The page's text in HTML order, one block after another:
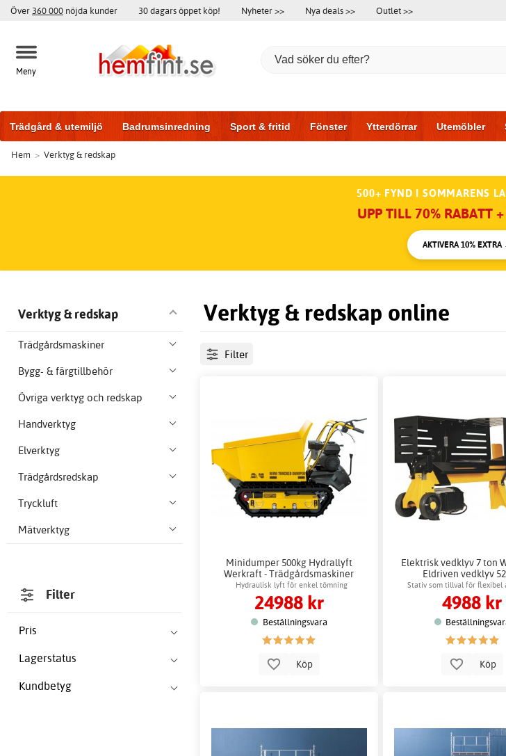
Över 360 000 nöjda kunder 30 dagars öppet köp! Nyheter >> Nya deals >> Outlet >>
Meny
Trädgård & utemiljö Badrumsinredning Sport & fritid Fönster Ytterdörrar Utemöbler
Badrumsmöbler Träningsutrustning
Hem > Verktyg & redskap
500+ FYND I SOMMARENS
UPP TILL 70% RABATT
AKTIVERA 10%
Verktyg & redskap online
Verktyg & redskap
Trädgårdsmaskiner
Bygg- & färgtillbehör
Övriga verktyg och redskap
Handverktyg
Elverktyg
Trädgårdsredskap
Tryckluft
Mätverktyg
Filter
Pris
Lagerstatus
Kundbetyg
Filter
Minidumper 500kg Hydrallyft
Werkraft - Trädgårdsmaskiner
Bensin
Hydraulisk lyft för enkel tömning
24988 kr
Beställningsvara
Köp
Elektrisk vedklyv 7 ton
Eldriven vedklyv
Stativ som tillval för flexibel
4988 kr
Köp